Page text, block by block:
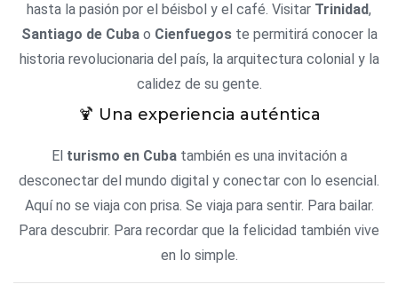
hasta la pasión por el béisbol y el café. Visitar Trinidad,
Santiago de Cubao Cienfuegoste permitirá conocer la
historia revolucionaria del país, la arquitectura colonial y la
calidez de su gente.
🍹 Una experiencia auténtica
El turismo en Cubatambién es una invitación a
desconectar del mundo digital y conectar con lo esencial.
Aquí no se viaja con prisa. Se viaja para sentir. Para bailar.
Para descubrir. Para recordar que la felicidad también vive
en lo simple.